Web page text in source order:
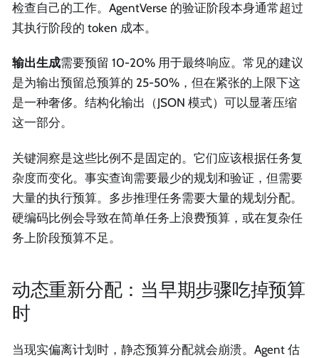
检查自己的工作。AgentVerse 的验证阶段本身通常超过
其执行阶段的 token 成本。
输出生成需要预留 10-20% 用于最终响应。常见的建议
是为输出预留总预算的 25-50%，但在紧张的上限下这
是一种奢侈。结构化输出（JSON 模式）可以显著压缩
这一部分。
关键洞察是这些比例不是固定的。它们应该根据任务复
杂度而变化。事实查询需要最少的规划和验证，但需要
大量的执行预算。多步推理任务需要大量的规划分配。
硬编码比例会导致在简单任务上浪费预算，或在复杂任
务上阶段预算不足。
动态重新分配：当早期步骤吃掉预算
时
当现实偏离计划时，静态预算分配就会崩溃。Agent 估